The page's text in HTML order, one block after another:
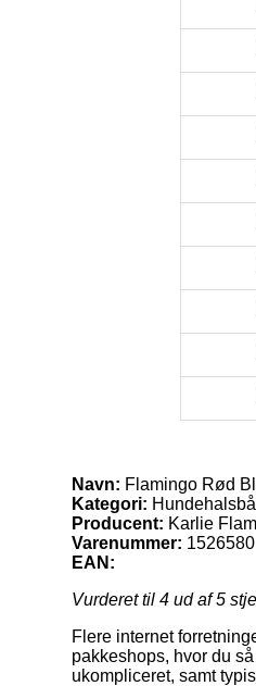
Navn: Flamingo Rød
Kategori:
Producent: Karlie
Varenummer: 1526580
EAN:
Vurderet til 4 ud af 5
Flere internet
pakkeshops, hvor du
ukompliceret, samt